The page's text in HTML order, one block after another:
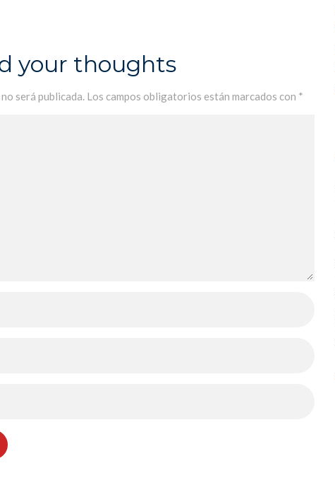
your thoughts
será publicada. Los campos obligatorios están marcados con *